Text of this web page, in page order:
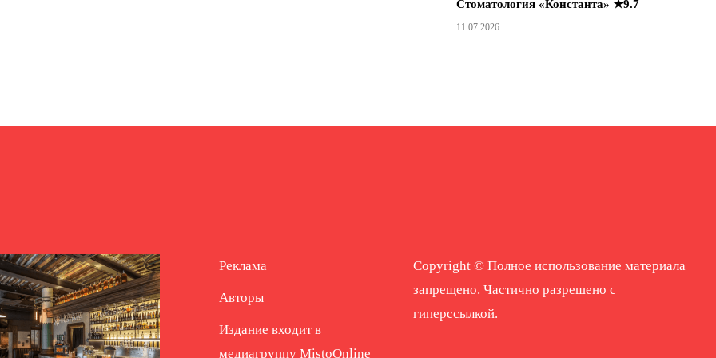
Стоматология «Константа» ★9.7
11.07.2026
Реклама
Авторы
Издание входит в
медиагруппу MistoOnline
Copyright © Полное использование материала
запрещено. Частично разрешено с
гиперссылкой.